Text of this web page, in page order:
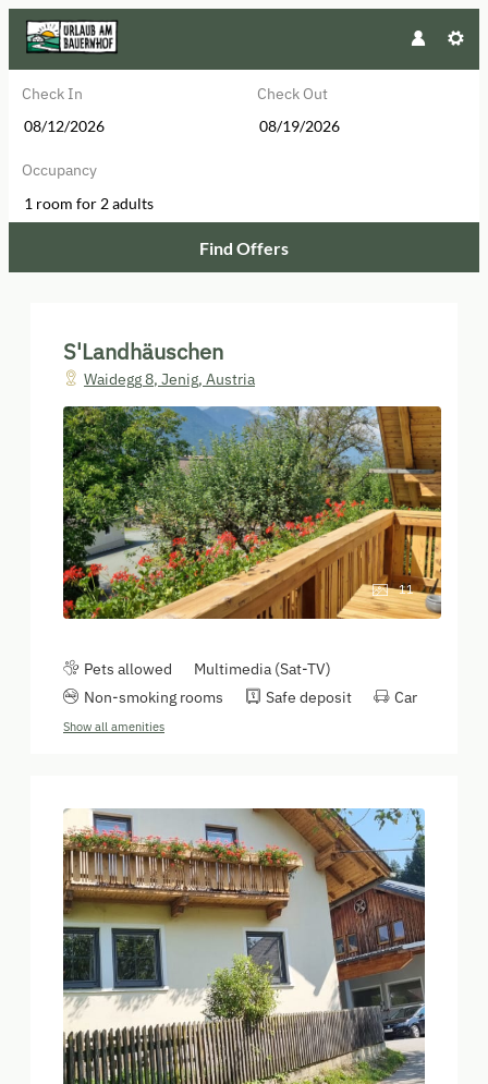
Check In Check Out
Occupancy
1 room for 2 adults
Find Offers
S'Landhäuschen
Waidegg 8, Jenig, Austria
11
Pets allowed
Multimedia (Sat-TV)
Non-smoking rooms
Safe deposit Car
Show all amenities